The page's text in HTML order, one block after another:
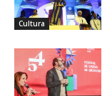
Cultura